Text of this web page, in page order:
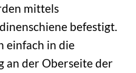
mittels
befestigt.
einfach in die
an der Oberseite der